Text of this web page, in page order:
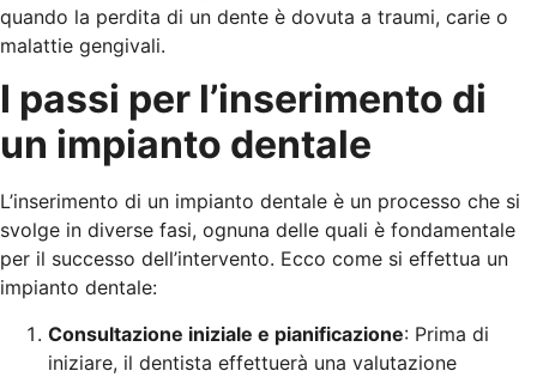
quando la perdita di un dente è dovuta a traumi, carie o
malattie gengivali.
I passi per l’inserimento di
un impianto dentale
L’inserimento di un impianto dentale è un processo che si
svolge in diverse fasi, ognuna delle quali è fondamentale
per il successo dell’intervento. Ecco come si effettua un
impianto dentale:
Consultazione iniziale e pianificazione: Prima di
iniziare, il dentista effettuerà una valutazione